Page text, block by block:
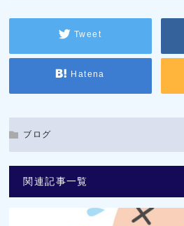
Tweet
Hatena
ブログ
関連記事一覧